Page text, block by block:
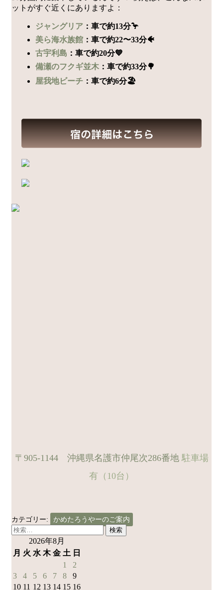
ットがすぐ近くにありますよ：
ジャングリア ：車で約13分🦩
美ら海水族館 ：車で約22〜33分🐠
古宇利島 ：車で約20分💙
備瀬のフクギ並木 ：車で約33分🌳
屋我地ビーチ ：車で約6分🏖️
〒905-1144 沖縄県名護市仲尾次286番地駐車場
有（10台）
カテゴリー: かめたろうやーのご案内
検
2026年8月
月 火 水 木 金 土 日
1
2
3
4 5 6 7 8
9
10 11 12 13 14 15 16